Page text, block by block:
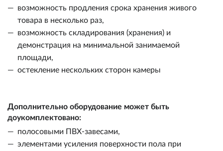
возможность продления срока хранения живого
товара в несколько раз,
возможность складирования (хранения) и
демонстрация на минимальной занимаемой
площади,
остекление нескольких сторон камеры
Дополнительно оборудование может быть
доукомплектовано:
полосовыми ПВХ-завесами,
элементами усиления поверхности пола при